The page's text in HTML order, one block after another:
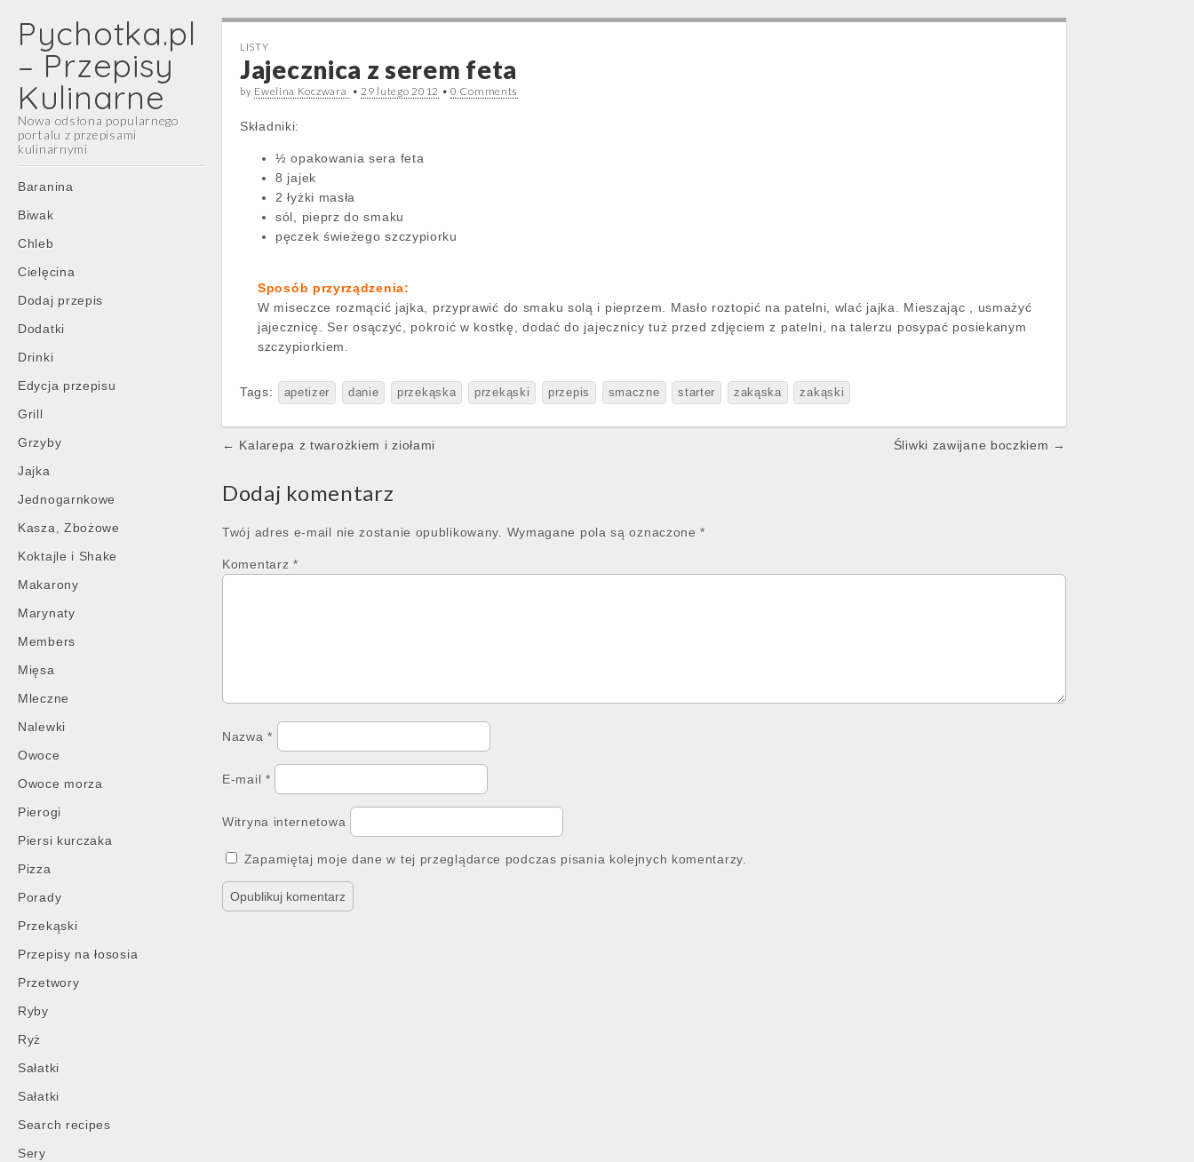
Pychotka.pl
– Przepisy
Kulinarne
Nowa odsłona popularnego
portalu z przepisami
kulinarnymi
Main
menu
Skip
content
Baranina
Biwak
Chleb
Cielęcina
Dodaj przepis
Dodatki
Drinki
Edycja przepisu
Grill
Grzyby
Jajka
Jednogarnkowe
Kasza, Zbożowe
Koktajle i Shake
Makarony
Marynaty
Members
Mięsa
Mleczne
Nalewki
Owoce
Owoce morza
Pierogi
Piersi kurczaka
Pizza
Porady
Przekąski
Przepisy na łososia
Przetwory
Ryby
Ryż
Sałatki
Sałatki
Search recipes
Sery
LISTY
Jajecznica z serem feta
by Ewelina Koczwara •29 lutego 2012 •0 Comments
Składniki:
½ opakowania sera feta
8 jajek
2 łyżki masła
sól, pieprz do smaku
pęczek świeżego szczypiorku
Sposób przyrządzenia:
W miseczce rozmącić jajka, przyprawić do smaku solą i pieprzem. Masło roztopić na patelni, wlać jajka. Mieszając , usmażyć
jajecznicę. Ser osączyć, pokroić w kostkę, dodać do jajecznicy tuż przed zdjęciem z patelni, na talerzu posypać posiekanym
szczypiorkiem.
Tags: apetizer danie przekąska przekąski przepis smaczne starter zakąska zakąski
Post
← Kalarepa z twarożkiem i ziołami Śliwki zawijane boczkiem →
Dodaj komentarz
Twój adres e-mail nie zostanie opublikowany. Wymagane pola są oznaczone*
Komentarz *
Nazwa*
E-mail *
Witryna internetowa
Zapamiętaj moje dane w tej przeglądarce podczas pisania kolejnych komentarzy.